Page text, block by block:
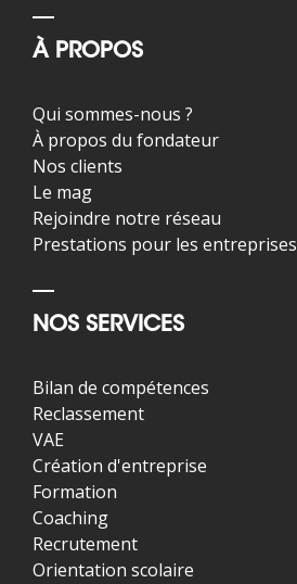
À PROPOS
Qui sommes-nous ?
À propos du fondateur
Nos clients
Le mag
Rejoindre notre réseau
Prestations pour les entreprises
NOS SERVICES
Bilan de compétences
Reclassement
VAE
Création d'entreprise
Formation
Coaching
Recrutement
Orientation scolaire